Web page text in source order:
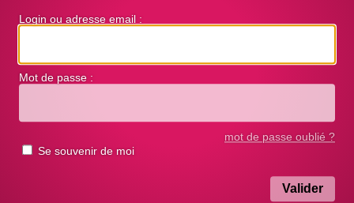
Login ou adresse email :
Mot de passe :
mot de passe oublié ?
Se souvenir de moi